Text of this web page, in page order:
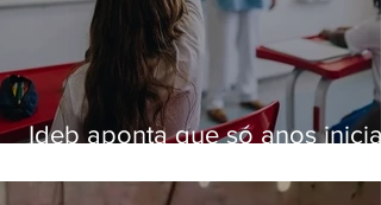
Ideb aponta que só anos
educação